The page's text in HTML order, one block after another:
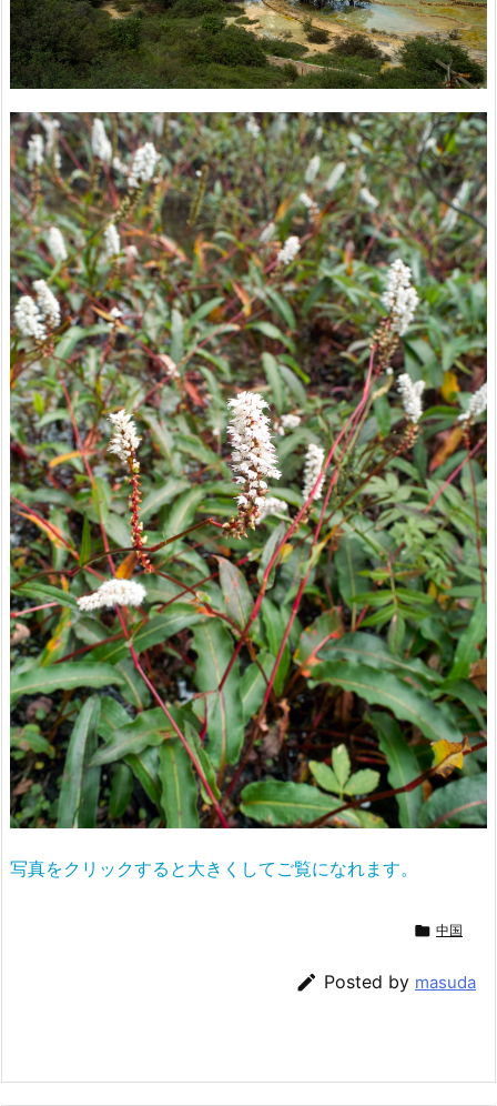
写真をクリックすると大きくしてご覧になれます。
 中国
 Posted by masuda